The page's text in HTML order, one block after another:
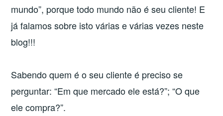
mundo”, porque todo mundo não é seu cliente! E
já falamos sobre isto várias e várias vezes neste
blog!!!
Sabendo quem é o seu cliente é preciso se
perguntar: “Em que mercado ele está?”; “O que
ele compra?”.